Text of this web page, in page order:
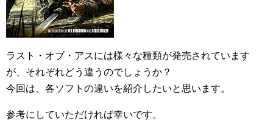
ラスト・オブ・アスには様々な種類が発売されています
が、それぞれどう違うのでしょうか？
今回は、各ソフトの違いを紹介したいと思います。
参考にしていただければ幸いです。